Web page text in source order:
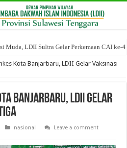
Muda, LDII Sultra Gelar Perkemaan CAI ke-
Kota Banjarbaru, LDII Gelar Vaksinasi
Banjarbaru, LDII Gelar
nasional
Leave a comment